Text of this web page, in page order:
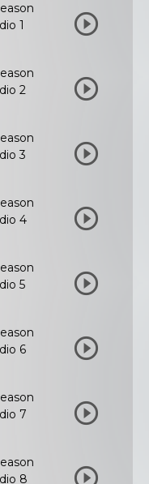
1
2
3
4
5
6
7
8